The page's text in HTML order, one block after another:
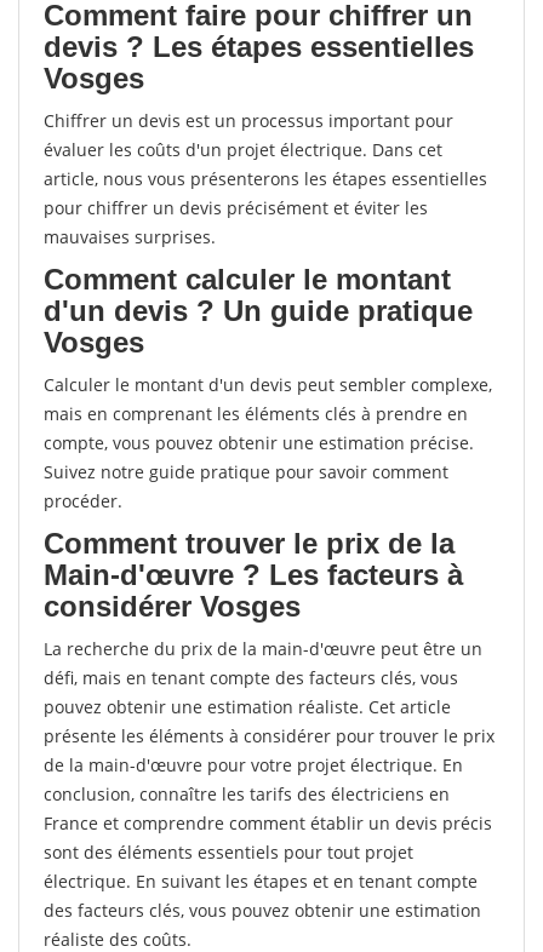
Comment faire pour chiffrer un
devis ? Les étapes essentielles
Vosges
Chiffrer un devis est un processus important pour
évaluer les coûts d'un projet électrique. Dans cet
article, nous vous présenterons les étapes essentielles
pour chiffrer un devis précisément et éviter les
mauvaises surprises.
Comment calculer le montant
d'un devis ? Un guide pratique
Vosges
Calculer le montant d'un devis peut sembler complexe,
mais en comprenant les éléments clés à prendre en
compte, vous pouvez obtenir une estimation précise.
Suivez notre guide pratique pour savoir comment
procéder.
Comment trouver le prix de la
Main-d'œuvre ? Les facteurs à
considérer Vosges
La recherche du prix de la main-d'œuvre peut être un
défi, mais en tenant compte des facteurs clés, vous
pouvez obtenir une estimation réaliste. Cet article
présente les éléments à considérer pour trouver le prix
de la main-d'œuvre pour votre projet électrique. En
conclusion, connaître les tarifs des électriciens en
France et comprendre comment établir un devis précis
sont des éléments essentiels pour tout projet
électrique. En suivant les étapes et en tenant compte
des facteurs clés, vous pouvez obtenir une estimation
réaliste des coûts.